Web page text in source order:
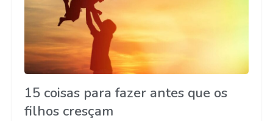
15 coisas para fazer antes que os
filhos cresçam